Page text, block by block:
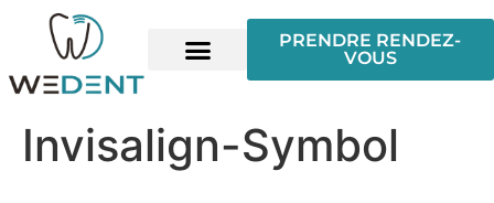
PRENDRE RENDEZ-
VOUS
Invisalign-Symbol